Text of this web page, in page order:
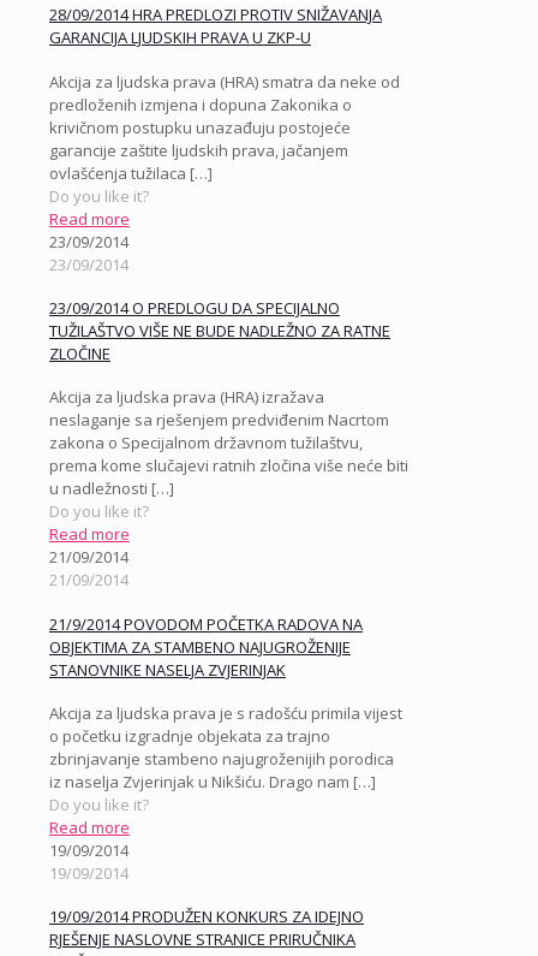
28/09/2014 HRA PREDLOZI PROTIV SNIŽAVANJA
GARANCIJA LJUDSKIH PRAVA U ZKP-U
Akcija za ljudska prava (HRA) smatra da neke od
predloženih izmjena i dopuna Zakonika o
krivičnom postupku unazađuju postojeće
garancije zaštite ljudskih prava, jačanjem
ovlašćenja tužilaca […]
Do you like it?
Read more
23/09/2014
23/09/2014
23/09/2014 O PREDLOGU DA SPECIJALNO
TUŽILAŠTVO VIŠE NE BUDE NADLEŽNO ZA RATNE
ZLOČINE
Akcija za ljudska prava (HRA) izražava
neslaganje sa rješenjem predviđenim Nacrtom
zakona o Specijalnom državnom tužilaštvu,
prema kome slučajevi ratnih zločina više neće biti
u nadležnosti […]
Do you like it?
Read more
21/09/2014
21/09/2014
21/9/2014 POVODOM POČETKA RADOVA NA
OBJEKTIMA ZA STAMBENO NAJUGROŽENIJE
STANOVNIKE NASELJA ZVJERINJAK
Akcija za ljudska prava je s radošću primila vijest
o početku izgradnje objekata za trajno
zbrinjavanje stambeno najugroženijih porodica
iz naselja Zvjerinjak u Nikšiću. Drago nam […]
Do you like it?
Read more
19/09/2014
19/09/2014
19/09/2014 PRODUŽEN KONKURS ZA IDEJNO
RJEŠENJE NASLOVNE STRANICE PRIRUČNIKA